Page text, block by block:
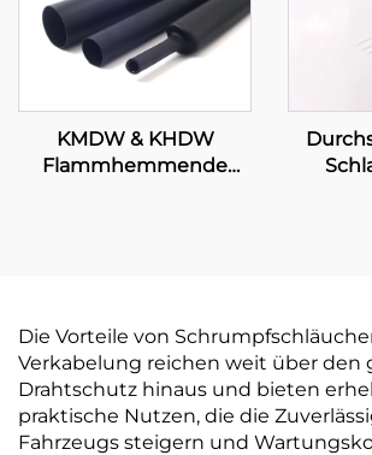
KMDW & KHDW
Flammhemmende
Die Vorteile von
Verkabelung reichen weit über den
Drahtschutz hinaus und bieten
praktische Nutzen, die die
Fahrzeugs steigern und